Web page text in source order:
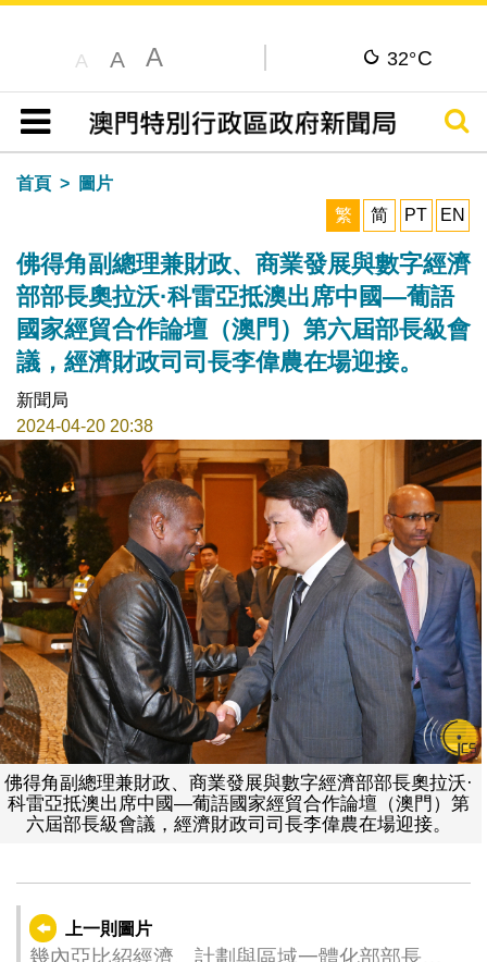
A A A 32°C
目錄
搜尋
首頁
圖片
繁
简 PT EN
佛得角副總理兼財政、商業發展與數字經濟
部部長奧拉沃·科雷亞抵澳出席中國—葡語
國家經貿合作論壇（澳門）第六屆部長級會
議，經濟財政司司長李偉農在場迎接。
新聞局
2024-04-20 20:38
佛得角副總理兼財政、商業發展與數字經濟部部長奧拉沃·
科雷亞抵澳出席中國—葡語國家經貿合作論壇（澳門）第
六屆部長級會議，經濟財政司司長李偉農在場迎接。
上一則圖片
幾內亞比紹經濟、計劃與區域一體化部部長蘇